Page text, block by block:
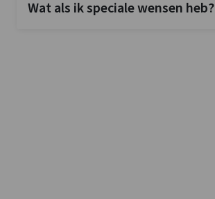
Wat als ik speciale wensen heb?